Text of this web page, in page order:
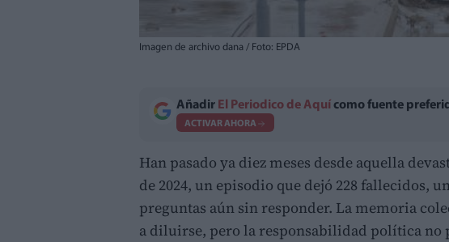
Imagen de archivo dana / Foto: EPDA
Añadir El Periodico de Aquí como fuente
ACTIVAR AHORA
Han pasado ya diez meses desde aquella
de 2024, un episodio que dejó 228 fallecidos,
preguntas aún sin responder. La memoria
a diluirse, pero la responsabilidad política no